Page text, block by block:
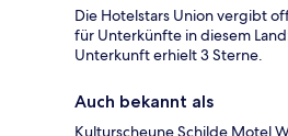
Die Hotelstars Union vergibt
für Unterkünfte in diesem
Unterkunft erhielt 3 Sterne.
Auch bekannt als
Kulturscheune Schilde Motel